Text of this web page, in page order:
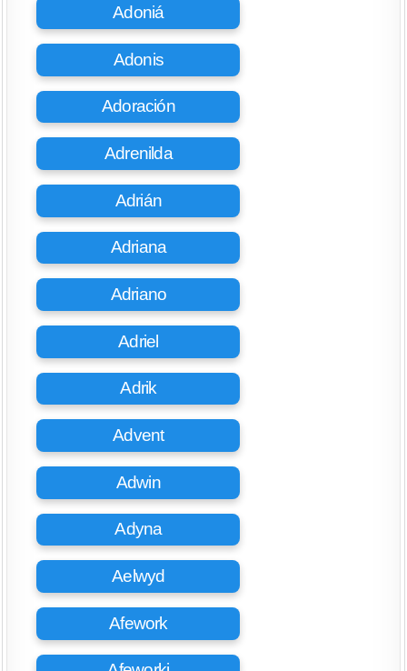
Adoniá
Adonis
Adoración
Adrenilda
Adrián
Adriana
Adriano
Adriel
Adrik
Advent
Adwin
Adyna
Aelwyd
Afework